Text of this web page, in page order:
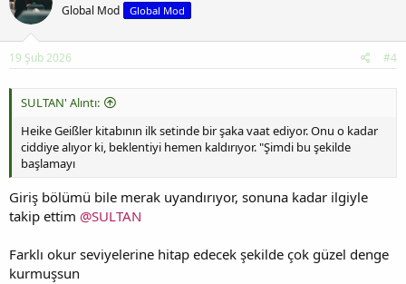
Global Mod Global Mod
19 Şub 2026 #4
SULTAN' Alıntı:
Heike Geißler kitabının ilk setinde bir şaka vaat ediyor. Onu o kadar
ciddiye alıyor ki, beklentiyi hemen kaldırıyor. "Şimdi bu şekilde
başlamayı
Giriş bölümü bile merak uyandırıyor, sonuna kadar ilgiyle
takip ettim @SULTAN
Farklı okur seviyelerine hitap edecek şekilde çok güzel denge
kurmuşsun